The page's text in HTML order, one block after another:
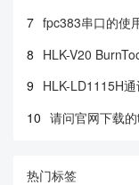
7 fpc383串口的使
8 HLK-V20
9 HLK-LD1115H
10 请问官网下载
热门标签